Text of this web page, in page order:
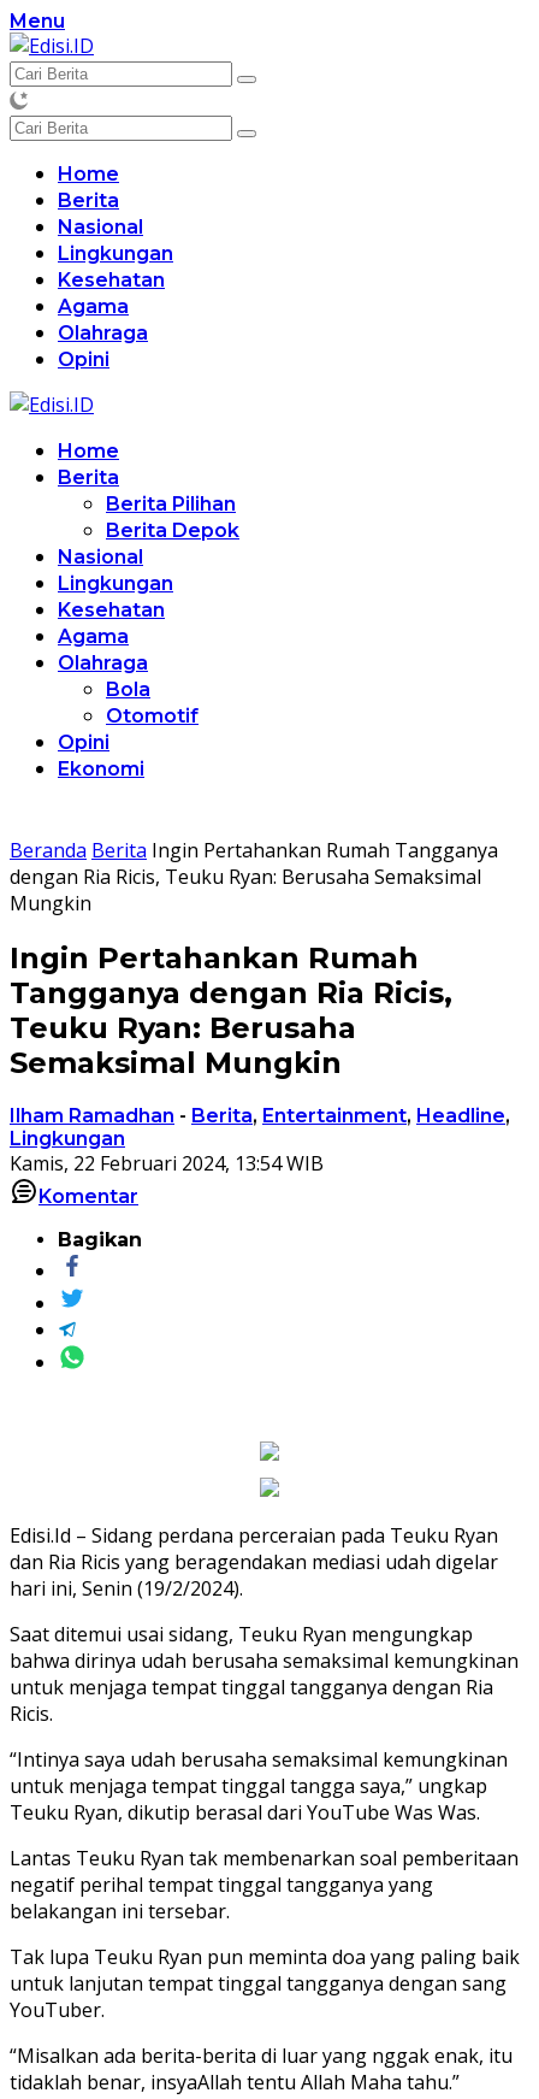
Langsung
ke
konten
Menu
Home
Berita
Nasional
Lingkungan
Kesehatan
Agama
Olahraga
Opini
Home
Berita
Berita Pilihan
Berita Depok
Nasional
Lingkungan
Kesehatan
Agama
Olahraga
Bola
Otomotif
Opini
Ekonomi
Beranda Berita Ingin Pertahankan Rumah Tangganya
dengan Ria Ricis, Teuku Ryan: Berusaha Semaksimal
Mungkin
Ingin Pertahankan Rumah
Tangganya dengan Ria Ricis,
Teuku Ryan: Berusaha
Semaksimal Mungkin
Ilham Ramadhan - Berita, Entertainment, Headline,
Lingkungan
Kamis, 22 Februari 2024, 13:54 WIB
Komentar
Bagikan
Edisi.Id – Sidang perdana perceraian pada Teuku Ryan
dan Ria Ricis yang beragendakan mediasi udah digelar
hari ini, Senin (19/2/2024).
Saat ditemui usai sidang, Teuku Ryan mengungkap
bahwa dirinya udah berusaha semaksimal kemungkinan
untuk menjaga tempat tinggal tangganya dengan Ria
Ricis.
“Intinya saya udah berusaha semaksimal kemungkinan
untuk menjaga tempat tinggal tangga saya,” ungkap
Teuku Ryan, dikutip berasal dari YouTube Was Was.
Lantas Teuku Ryan tak membenarkan soal pemberitaan
negatif perihal tempat tinggal tangganya yang
belakangan ini tersebar.
Tak lupa Teuku Ryan pun meminta doa yang paling baik
untuk lanjutan tempat tinggal tangganya dengan sang
YouTuber.
“Misalkan ada berita-berita di luar yang nggak enak, itu
tidaklah benar, insyaAllah tentu Allah Maha tahu.”